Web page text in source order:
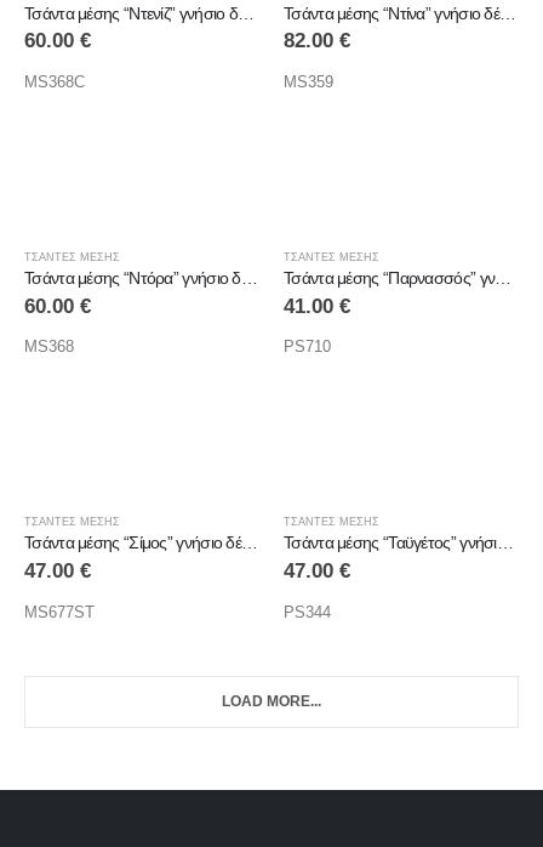
Τσάντα μέσης “Ντενίζ” γνήσιο δέρμα
60.00 €
MS368C
Τσάντα μέσης “Ντίνα” γνήσιο δέρμα
82.00 €
MS359
ΤΣΑΝΤΕΣ ΜΕΣΗΣ
Τσάντα μέσης “Ντόρα” γνήσιο δέρμα
60.00 €
MS368
ΤΣΑΝΤΕΣ ΜΕΣΗΣ
Τσάντα μέσης “Παρνασσός” γνήσιο δέρμα
41.00 €
PS710
ΤΣΑΝΤΕΣ ΜΕΣΗΣ
Τσάντα μέσης “Σίμος” γνήσιο δέρμα
47.00 €
MS677ST
ΤΣΑΝΤΕΣ ΜΕΣΗΣ
Τσάντα μέσης “Ταϋγέτος” γνήσιο δέρμα
47.00 €
PS344
LOAD MORE...